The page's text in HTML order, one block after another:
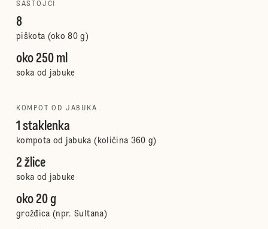
SASTOJCI
8
piškota (oko 80 g)
oko 250 ml
soka od jabuke
KOMPOT OD JABUKA
1 staklenka
kompota od jabuka (količina 360 g)
2 žlice
soka od jabuke
oko 20 g
grožđica (npr. Sultana)